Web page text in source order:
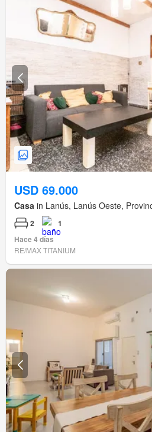
USD 69.000
Casa in Lanús, Lanús Oeste,
2
1
Hace 4 días
RE/MAX TITANIUM